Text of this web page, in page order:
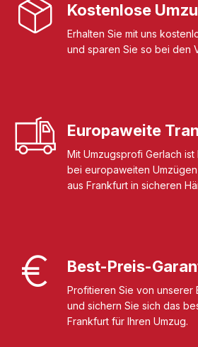
Kostenlose
Erhalten Sie mit uns
und sparen Sie so bei den
Europaweite
Mit Umzugsprofi Gerlach ist
bei europaweiten
aus Frankfurt in sicheren
Best-Preis-
Profitieren Sie von unserer
und sichern Sie sich das
Frankfurt für Ihren Umzug.